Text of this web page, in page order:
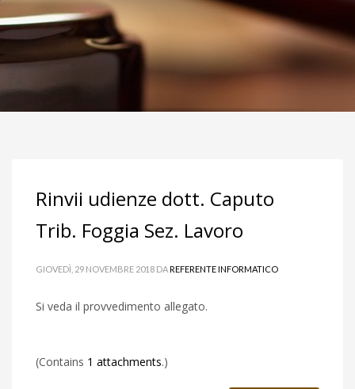
Rinvii udienze dott. Caputo
Trib. Foggia Sez. Lavoro
GIOVEDÌ, 29 NOVEMBRE 2018 DAREFERENTE INFORMATICO
Si veda il provvedimento allegato.
(Contains 1 attachments.)